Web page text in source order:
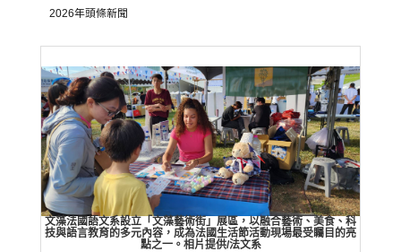
2026年頭條新聞
文藻法國語文系設立「文藻藝術街」展區，以融合藝術、美食、科
技與語言教育的多元內容，成為法國生活節活動現場最受矚目的亮
點之一。相片提供/法文系